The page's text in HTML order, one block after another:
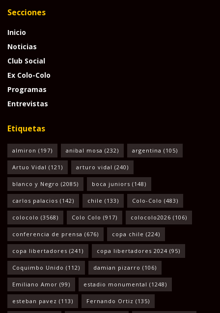
Secciones
Inicio
Noticias
Club Social
Ex Colo-Colo
Programas
Entrevistas
Etiquetas
almiron (197) anibal mosa (232) argentina (105)
Artuo Vidal (121) arturo vidal (240)
blanco y Negro (2085) boca juniors (148)
carlos palacios (142) chile (133) Colo-Colo (483)
colocolo (3568) Colo Colo (917) colocolo2026 (106)
conferencia de prensa (676) copa chile (224)
copa libertadores (241) copa libertadores 2024 (95)
Coquimbo Unido (112) damian pizarro (106)
Emiliano Amor (99) estadio monumental (1248)
esteban pavez (113) Fernando Ortiz (135)